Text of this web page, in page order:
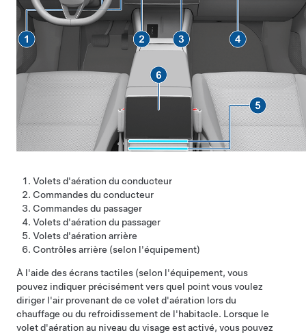
Volets d'aération du conducteur
Commandes du conducteur
Commandes du passager
Volets d'aération du passager
Volets d'aération arrière
Contrôles arrière (selon l'équipement)
À l'aide des écrans tactiles (selon l'équipement, vous
pouvez indiquer précisément vers quel point vous voulez
diriger l'air provenant de ce volet d'aération lors du
chauffage ou du refroidissement de l'habitacle. Lorsque le
volet d'aération au niveau du visage est activé, vous pouvez